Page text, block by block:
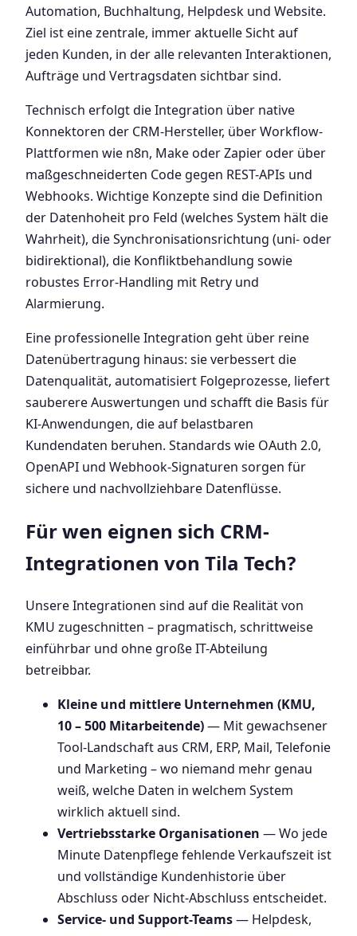
Automation, Buchhaltung, Helpdesk und Website.
Ziel ist eine zentrale, immer aktuelle Sicht auf
jeden Kunden, in der alle relevanten Interaktionen,
Aufträge und Vertragsdaten sichtbar sind.
Technisch erfolgt die Integration über native
Konnektoren der CRM-Hersteller, über Workflow-
Plattformen wie n8n, Make oder Zapier oder über
maßgeschneiderten Code gegen REST-APIs und
Webhooks. Wichtige Konzepte sind die Definition
der Datenhoheit pro Feld (welches System hält die
Wahrheit), die Synchronisationsrichtung (uni- oder
bidirektional), die Konfliktbehandlung sowie
robustes Error-Handling mit Retry und
Alarmierung.
Eine professionelle Integration geht über reine
Datenübertragung hinaus: sie verbessert die
Datenqualität, automatisiert Folgeprozesse, liefert
sauberere Auswertungen und schafft die Basis für
KI-Anwendungen, die auf belastbaren
Kundendaten beruhen. Standards wie OAuth 2.0,
OpenAPI und Webhook-Signaturen sorgen für
sichere und nachvollziehbare Datenflüsse.
Für wen eignen sich CRM-
Integrationen von Tila Tech?
Unsere Integrationen sind auf die Realität von
KMU zugeschnitten – pragmatisch, schrittweise
einführbar und ohne große IT-Abteilung
betreibbar.
Kleine und mittlere Unternehmen (KMU,
10 – 500 Mitarbeitende)— Mit gewachsener
Tool-Landschaft aus CRM, ERP, Mail, Telefonie
und Marketing – wo niemand mehr genau
weiß, welche Daten in welchem System
wirklich aktuell sind.
Vertriebsstarke Organisationen — Wo jede
Minute Datenpflege fehlende Verkaufszeit ist
und vollständige Kundenhistorie über
Abschluss oder Nicht-Abschluss entscheidet.
Service- und Support-Teams— Helpdesk,